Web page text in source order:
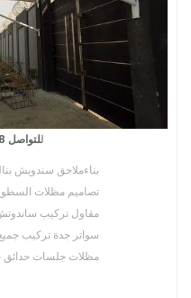
للتواصل 0569091408
بناءملاحق سندويش
تصاميم مظلات
مقاول تركيب
سواتر جدة تركيب
مظلات جلسات حدائق